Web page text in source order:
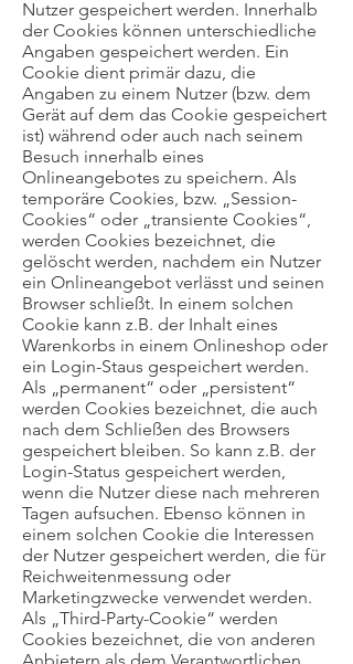
Nutzer gespeichert werden. Innerhalb
der Cookies können unterschiedliche
Angaben gespeichert werden. Ein
Cookie dient primär dazu, die
Angaben zu einem Nutzer (bzw. dem
Gerät auf dem das Cookie gespeichert
ist) während oder auch nach seinem
Besuch innerhalb eines
Onlineangebotes zu speichern. Als
temporäre Cookies, bzw. „Session-
Cookies“ oder „transiente Cookies“,
werden Cookies bezeichnet, die
gelöscht werden, nachdem ein Nutzer
ein Onlineangebot verlässt und seinen
Browser schließt. In einem solchen
Cookie kann z.B. der Inhalt eines
Warenkorbs in einem Onlineshop oder
ein Login-Staus gespeichert werden.
Als „permanent“ oder „persistent“
werden Cookies bezeichnet, die auch
nach dem Schließen des Browsers
gespeichert bleiben. So kann z.B. der
Login-Status gespeichert werden,
wenn die Nutzer diese nach mehreren
Tagen aufsuchen. Ebenso können in
einem solchen Cookie die Interessen
der Nutzer gespeichert werden, die für
Reichweitenmessung oder
Marketingzwecke verwendet werden.
Als „Third-Party-Cookie“ werden
Cookies bezeichnet, die von anderen